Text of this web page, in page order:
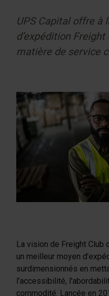
UPS Capital offre à
d’expédition
matière de service
La vision de Freight
un meilleur moyen
surdimensionnés en
l’accessibilité,
commodité. Lancée en